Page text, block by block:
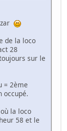
de la loco
28
sur le
= 2ème
occupé.
la loco
58 et le